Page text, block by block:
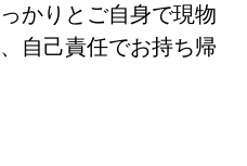
かりとご自身で現物
自己責任でお持ち帰